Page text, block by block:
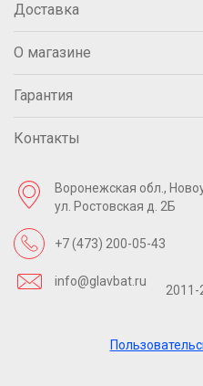
Доставка
О магазине
Гарантия
Контакты
Воронежская обл.,
ул. Ростовская д. 2Б
+7 (473) 200-05-43
info@glavbat.ru